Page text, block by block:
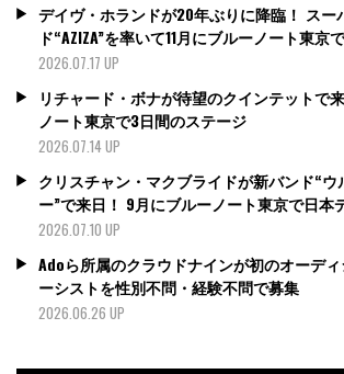
デイヴ・ホランドが20年ぶりに降臨！ スー
ド“AZIZA”を率いて11月にブルーノート東京
2026.07.17 UP
リチャード・ボナが待望のクインテットで
ノート東京で3日間のステージ
2026.07.14 UP
クリスチャン・マクブライドが新バンド“ウ
ー”で来日！ 9月にブルーノート東京で日本
2026.07.10 UP
Adoら所属のクラウドナインが初のオーデ
ーシストを性別不問・経験不問で募集
2026.06.26 UP